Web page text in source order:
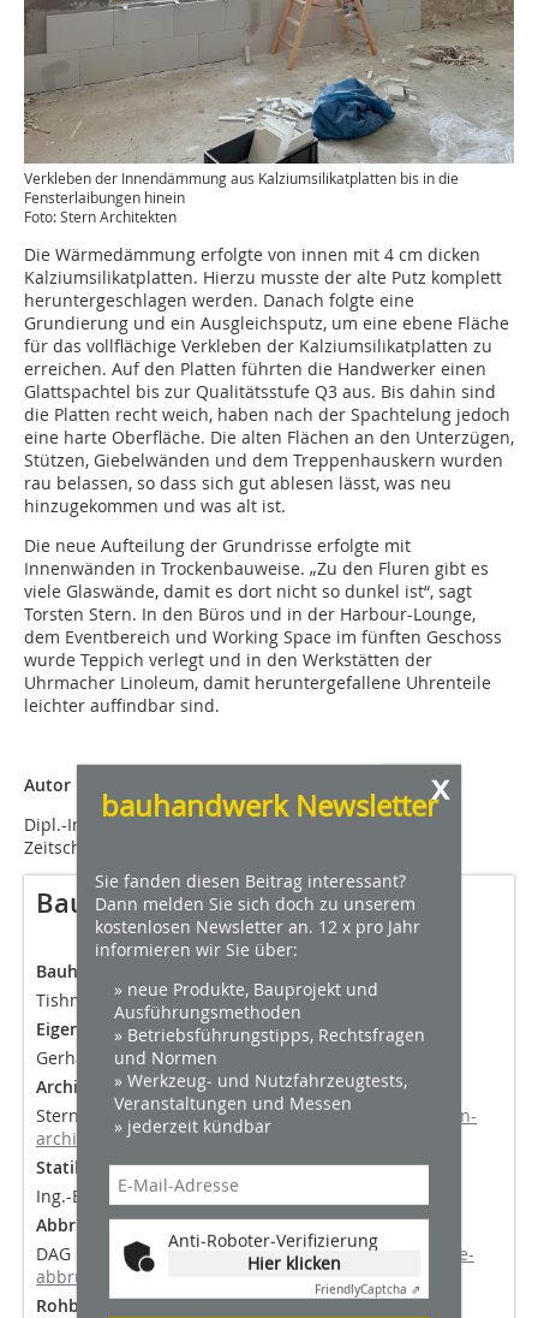
Verkleben der Innendämmung aus Kalziumsilikatplatten bis in die
Fensterlaibungen hinein
Foto: Stern Architekten
Die Wärmedämmung erfolgte von innen mit 4 cm dicken
Kalziumsilikatplatten. Hierzu musste der alte Putz komplett
heruntergeschlagen werden. Danach folgte eine
Grundierung und ein Ausgleichsputz, um eine ebene Fläche
für das vollflächige Verkleben der Kalziumsilikatplatten zu
erreichen. Auf den Platten führten die Handwerker einen
Glattspachtel bis zur Qualitätsstufe Q3 aus. Bis dahin sind
die Platten recht weich, haben nach der Spachtelung jedoch
eine harte Oberfläche. Die alten Flächen an den Unterzügen,
Stützen, Giebelwänden und dem Treppenhauskern wurden
rau belassen, so dass sich gut ablesen lässt, was neu
hinzugekommen und was alt ist.
Die neue Aufteilung der Grundrisse erfolgte mit
Innenwänden in Trockenbauweise. „Zu den Fluren gibt es
viele Glaswände, damit es dort nicht so dunkel ist“, sagt
Torsten Stern. In den Büros und in der Harbour-Lounge,
dem Eventbereich und Working Space im fünften Geschoss
wurde Teppich verlegt und in den Werkstätten der
Uhrmacher Linoleum, damit heruntergefallene Uhrenteile
leichter auffindbar sind.
Autor
Dipl.-Ing. Thomas Wieckhorst ist Chefredakteur der
Zeitschrift bauhandwerk.
Baubeteiligte (Auswahl)
Bauherr
Tishman Speyer, Hamburg,www.tishmanspeyer.com
Eigentümer und Bauherr
Gerhard D. Wempe, Hamburg,
Architekt
Stern Architekten, Torsten Stern, Hamburg,
www.stern-
architekten.de
Statik
Ing.-Büro Lührs & Dartsch, Hamburg
Abbrucharbeiten
DAG Deutsche Abbruch Gesellschaft, Berlin,
­deutsche-
abbruch-gesellschaft.de
Rohbauarbeiten
x
bauhandwerk Newsletter
Sie fanden diesen Beitrag interessant?
Dann melden Sie sich doch zu unserem
kostenlosen Newsletter an. 12 x pro Jahr
informieren wir Sie über:
» neue Produkte, Bauprojekt und
Ausführungsmethoden
» Betriebsführungstipps, Rechtsfragen
und Normen
» Werkzeug- und Nutzfahrzeugtests,
Veranstaltungen und Messen
» jederzeit kündbar
Anti-Roboter-Verifizierung
Hier klicken
FriendlyCaptcha ⇗